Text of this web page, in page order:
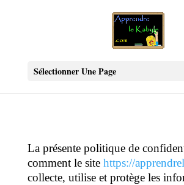
Sélectionner Une Page
La présente politique de
comment le site https://
collecte, utilise et protège les